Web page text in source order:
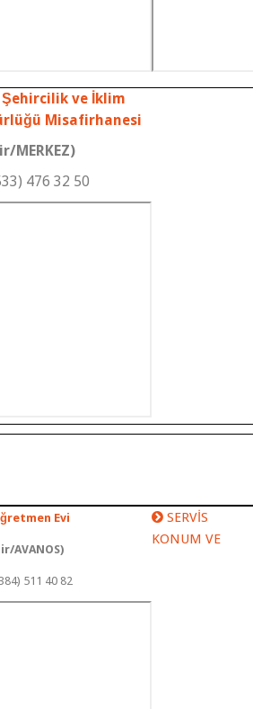
ve İklim
Misafirhanesi
MERKEZ)
476 32 50
Evi
AVANOS)
511 40 82
SERVİS
KONUM VE